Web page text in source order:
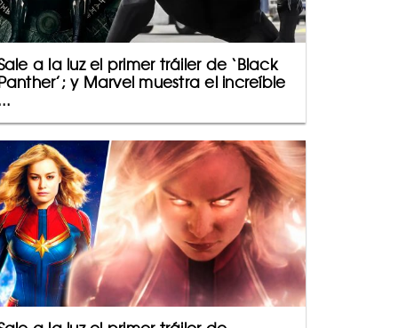
a la luz el primer tráiler de ‘Black
y Marvel muestra el increíble